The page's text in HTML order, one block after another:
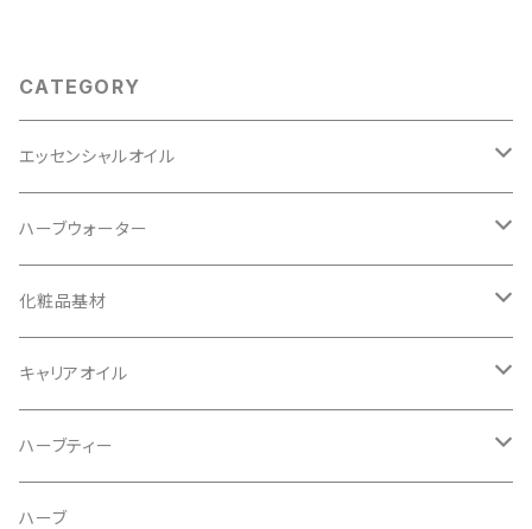
CATEGORY
エッセンシャルオイル
オーガニック
ハーブウォーター
オーガニック
化粧品基材
オーガニック
キャリアオイル
オーガニック
ハーブティー
オーガニック
ハーブ